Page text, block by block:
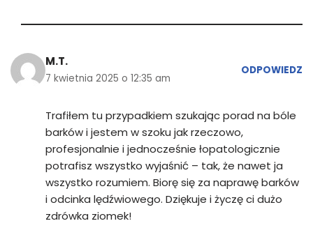
M.T.
7 kwietnia 2025 o 12:35 am
ODPOWIEDZ
Trafiłem tu przypadkiem szukając porad na bóle
barków i jestem w szoku jak rzeczowo,
profesjonalnie i jednocześnie łopatologicznie
potrafisz wszystko wyjaśnić – tak, że nawet ja
wszystko rozumiem. Biorę się za naprawę barków
i odcinka lędźwiowego. Dziękuje i życzę ci dużo
zdrówka ziomek!